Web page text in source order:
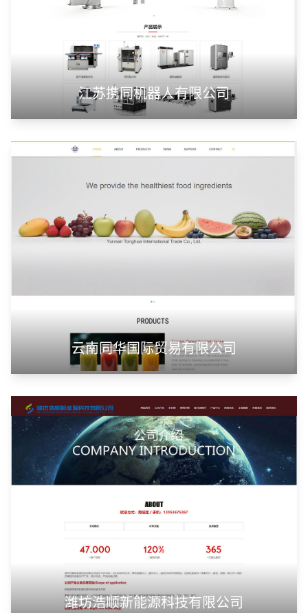
江苏携同机器人有限公司
云南同华国际贸易有限公司
潍坊浩顺新能源科技有限公司